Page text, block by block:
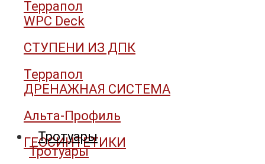
Тротуары
Тротуары
Террапол
WPC Deck
СТУПЕНИ ИЗ ДПК
Террапол
ДРЕНАЖНАЯ СИСТЕМА
Альта-Профиль
ГЕОСИНТЕТИКИ